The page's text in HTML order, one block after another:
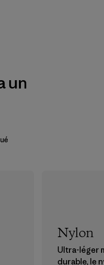
un
Nylon
Ultra-léger
durable, le